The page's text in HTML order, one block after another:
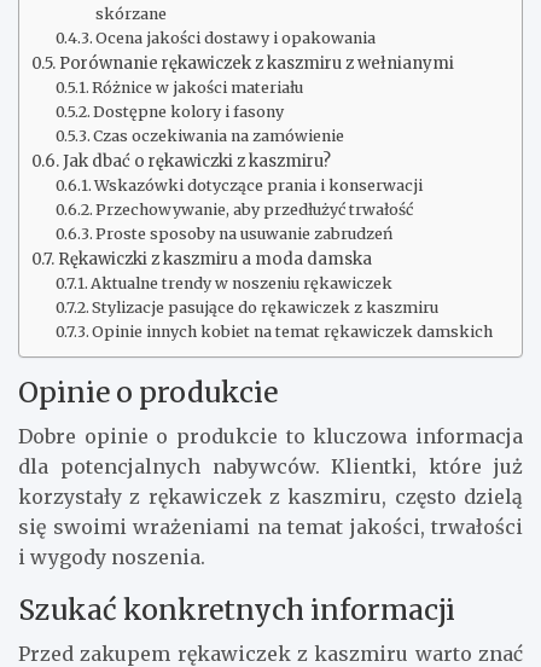
skórzane
Ocena jakości dostawy i opakowania
Porównanie rękawiczek z kaszmiru z wełnianymi
Różnice w jakości materiału
Dostępne kolory i fasony
Czas oczekiwania na zamówienie
Jak dbać o rękawiczki z kaszmiru?
Wskazówki dotyczące prania i konserwacji
Przechowywanie, aby przedłużyć trwałość
Proste sposoby na usuwanie zabrudzeń
Rękawiczki z kaszmiru a moda damska
Aktualne trendy w noszeniu rękawiczek
Stylizacje pasujące do rękawiczek z kaszmiru
Opinie innych kobiet na temat rękawiczek damskich
Opinie o produkcie
Dobre opinie o produkcie to kluczowa informacja
dla potencjalnych nabywców. Klientki, które już
korzystały z rękawiczek z kaszmiru, często dzielą
się swoimi wrażeniami na temat jakości, trwałości
i wygody noszenia.
Szukać konkretnych informacji
Przed zakupem rękawiczek z kaszmiru warto znać